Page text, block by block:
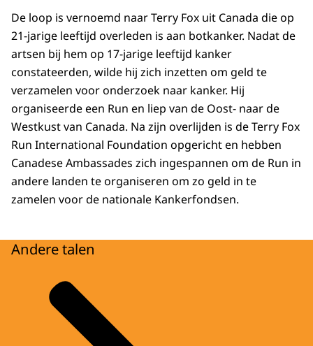
De loop is vernoemd naar Terry Fox uit Canada die op
21-jarige leeftijd overleden is aan botkanker. Nadat de
artsen bij hem op 17-jarige leeftijd kanker
constateerden, wilde hij zich inzetten om geld te
verzamelen voor onderzoek naar kanker. Hij
organiseerde een Run en liep van de Oost- naar de
Westkust van Canada. Na zijn overlijden is de Terry Fox
Run International Foundation opgericht en hebben
Canadese Ambassades zich ingespannen om de Run in
andere landen te organiseren om zo geld in te
zamelen voor de nationale Kankerfondsen.
Andere talen